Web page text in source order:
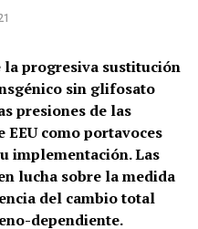
la progresiva sustitución
sin glifosato
presiones de las
EEU como portavoces
implementación. Las
lucha sobre la medida
del cambio total
dependiente.